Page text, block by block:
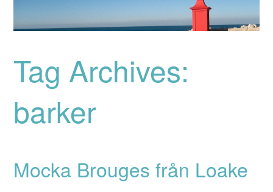
Tag Archives:
barker
Mocka Brouges från Loake